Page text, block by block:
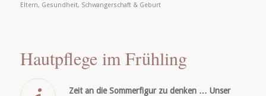
Eltern, Gesundheit, Schwangerschaft & Geburt
Hautpflege im Frühling
Zeit an die Sommerfigur zu denken … Unser